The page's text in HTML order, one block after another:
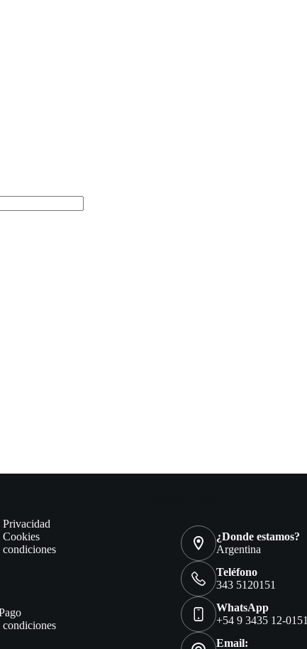
Privacidad
Cookies
¿Donde estamos?
Argentina
Teléfono
343 5120151
WhatsApp
+54 9 3435 12-0151
Email: